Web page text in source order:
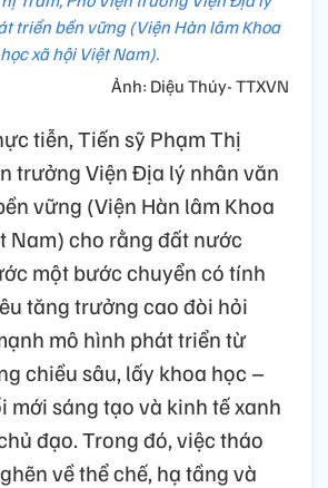
triển bền vững (Viện Hàn lâm Khoa
học xã hội Việt Nam).
Ảnh: Diệu Thúy- TTXVN
tiễn, Tiến sỹ Phạm Thị
trưởng Viện Địa lý nhân văn
vững (Viện Hàn lâm Khoa
Nam) cho rằng đất nước
một bước chuyển có tính
tăng trưởng cao đòi hỏi
mô hình phát triển từ
chiều sâu, lấy khoa học –
mới sáng tạo và kinh tế xanh
đạo. Trong đó, việc tháo
về thể chế, hạ tầng và